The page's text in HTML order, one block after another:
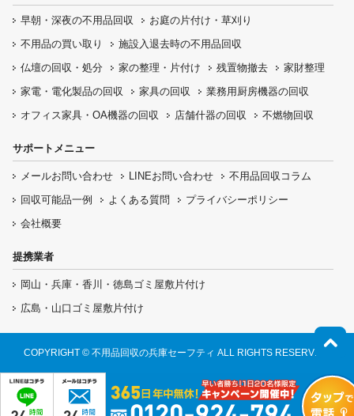
早朝・深夜の不用品回収 お庭の片付け・ 草刈り
不用品の買い取り 施設入退去時の不用品回収
仏壇の回収・処分 家の整理・片付け 残置物撤去
家財整理
家電・電化製品の回収
家具の回収 業務用厨房機器の回収
オフィス家具 ・OA機器の回収 店舗什器の回収 不燃物回収
サポートメニュー
メールお問い合わせ LINEお問い合わせ
不用品回収コラム
回収可能品一例
よくある質問
プライバシーポリシー
会社概要
提携業者
岡山・兵庫・香川・徳島ゴミ屋敷片付け
広島・山口ゴミ屋敷片付け
COPYRIGHT © 不用品回収の兵庫セーフティ ALL RIGHTS RESERVED.